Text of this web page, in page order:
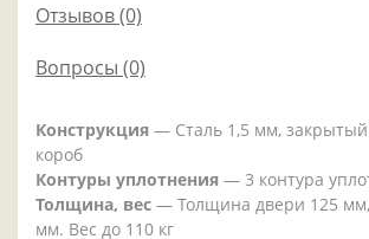
Отзывов (0)
Вопросы (0)
Конструкция — Сталь 1,5 мм,
короб
Контуры уплотнения — 3 контура
Толщина, вес — Толщина двери 125
мм. Вес до 110 кг